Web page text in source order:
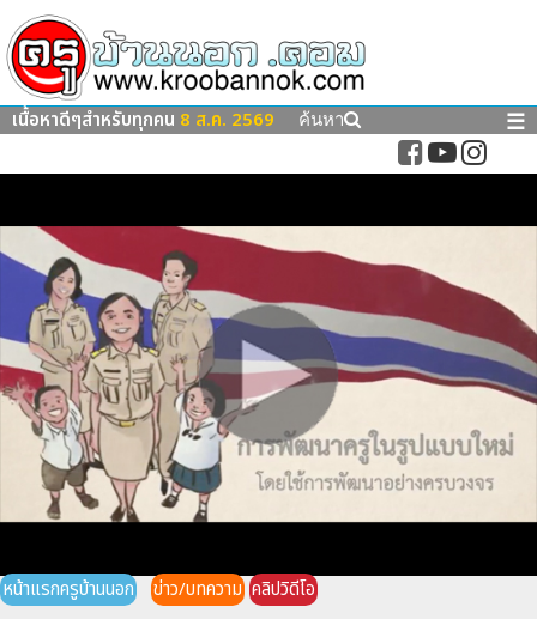
เนื้อหาดีๆสำหรับทุกคน 8 ส.ค. 2569 ค้นหา ☰
หน้าแรกครูบ้านนอก ข่าว/บทความ คลิปวิดีโอ